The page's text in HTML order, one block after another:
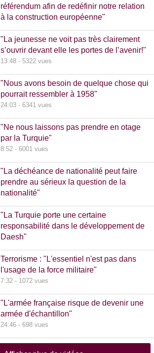
référendum afin de redéfinir notre relation
à la construction européenne"
"La jeunesse ne voit pas très clairement
s’ouvrir devant elle les portes de l’avenir!"
13:48 - 5322 vues
"Nous avons besoin de quelque chose qui
pourrait ressembler à 1958"
24:03 - 6341 vues
"Ne nous laissons pas prendre en otage
par la Turquie"
8:52 - 6001 vues
"La déchéance de nationalité peut faire
prendre au sérieux la question de la
nationalité"
"La Turquie porte une certaine
responsabilité dans le développement de
Daesh"
Terrorisme : "L'essentiel n'est pas dans
l'usage de la force militaire"
7:32 - 1072 vues
"L'armée française risque de devenir une
armée d'échantillon"
24:46 - 698 vues